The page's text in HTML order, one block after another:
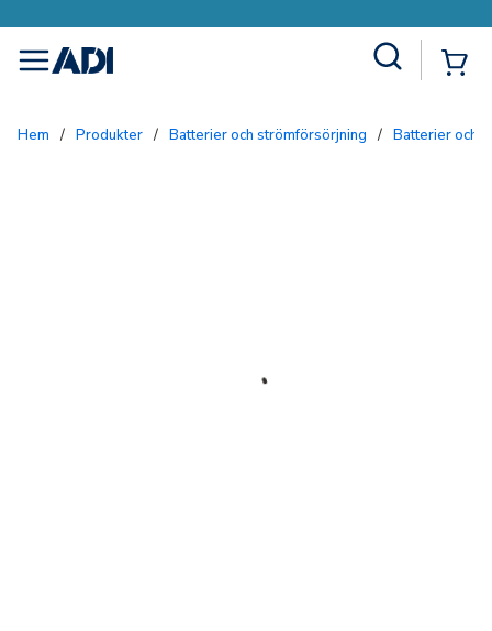
menu
Hem / Produkter / Batterier och strömförsörjning / Batterier och